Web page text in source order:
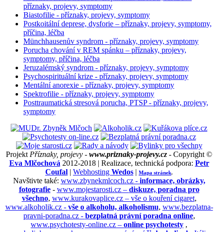
příznaky, projevy, symptomy
Biastofilie - příznaky, projevy, symptomy
Postkoitální deprese, dysforie – příznaky, projevy, symptomy,
příčina, léčba
Münchhausenův syndrom - příznaky, projevy, symptomy
Porucha chování v REM spánku – příznaky, projevy,
symptomy, příčina, léčba
Jeruzalémský syndrom - příznaky, projevy, symptomy
Psychospirituální krize - příznaky, projevy, symptomy
Mentální anorexie - příznaky, projevy, symptomy
Spektrofilie - příznaky, projevy, symptomy
Posttraumatická stresová porucha, PTSP - příznaky, projevy,
symptomy
ProjektPříznaky, projevy - www.priznaky-projevy.cz - Copyright ©
Eva Mlčochová2012-2018 | Realizace, technická podpora: Petr
Coufal | Webhosting Wedos | Mapa stránek.
Navštivte také: www.zbynekmlcoch.cz - informace, obrázky,
fotografie- www.mojestarosti.cz – diskuze, poradna pro
všechno, www.kurakovaplice.cz – vše o kouření cigaret,
www.alkoholik.cz - vše o alkoholu, alkoholismu, www.bezplatna-
pravni-poradna.cz - bezplatná právní poradna online,
www.psychotesty-online.cz – online psychotesty ,